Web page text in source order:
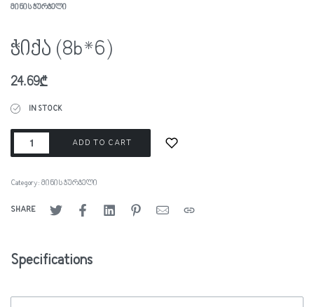
ᲛᲘᲜᲘᲡ ᲭᲣᲠᲭᲔᲚᲘ
ჭიქა (8b*6)
24.69₾
IN STOCK
ADD TO CART
Category: მინის ჭურჭელი
SHARE
Specifications